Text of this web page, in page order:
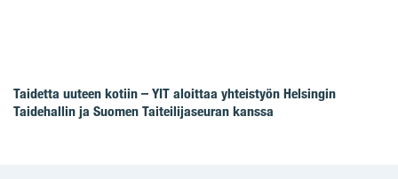
Taidetta uuteen kotiin – YIT aloittaa yhteistyön Helsingin
Taidehallin ja Suomen Taiteilijaseuran kanssa